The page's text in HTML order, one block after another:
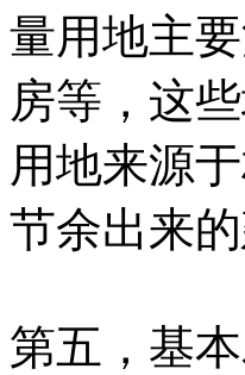
量用地主
房等，这
用地来源
节余出来
第五，基